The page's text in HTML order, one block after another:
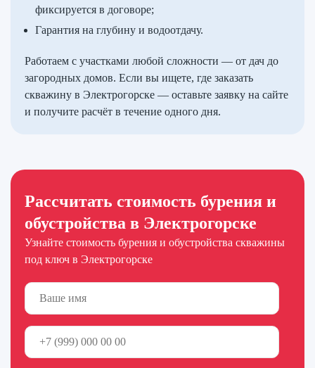
Рассчитать стоимость бурения и
обустройства в Электрогорске
Узнайте стоимость бурения и обустройства скважины
под ключ в Электрогорске
фиксируется в договоре;
Гарантия на глубину и водоотдачу.
Работаем с участками любой сложности — от дач до
загородных домов. Если вы ищете, где заказать
скважину в Электрогорске — оставьте заявку на сайте
и получите расчёт в течение одного дня.